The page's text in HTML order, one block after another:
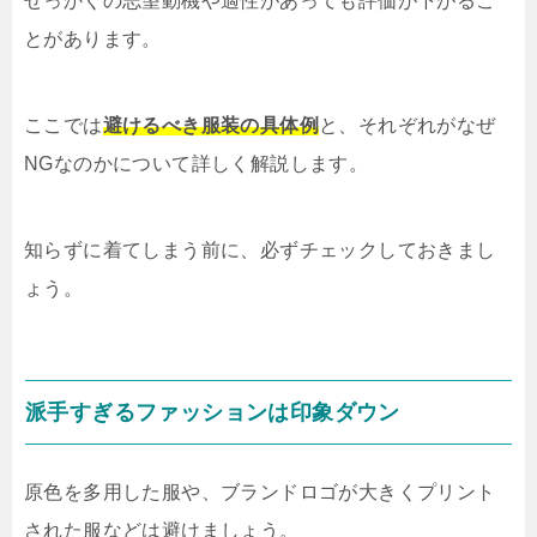
とがあります。
ここでは避けるべき服装の具体例と、それぞれがなぜ
NGなのかについて詳しく解説します。
知らずに着てしまう前に、必ずチェックしておきまし
ょう。
派手すぎるファッションは印象ダウン
原色を多用した服や、ブランドロゴが大きくプリント
された服などは避けましょう。